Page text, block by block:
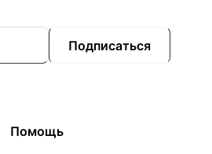
Подписаться
Помощь